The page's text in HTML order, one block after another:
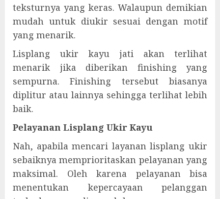
teksturnya yang keras. Walaupun demikian
mudah untuk diukir sesuai dengan motif
yang menarik.
Lisplang ukir kayu jati akan terlihat
menarik jika diberikan finishing yang
sempurna. Finishing tersebut biasanya
diplitur atau lainnya sehingga terlihat lebih
baik.
Pelayanan Lisplang Ukir Kayu
Nah, apabila mencari layanan lisplang ukir
sebaiknya memprioritaskan pelayanan yang
maksimal. Oleh karena pelayanan bisa
menentukan kepercayaan pelanggan